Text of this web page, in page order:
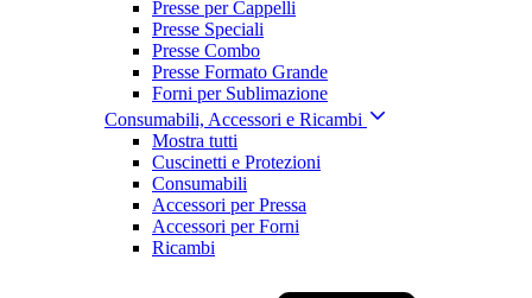
Presse per Cappelli
Presse Speciali
Presse Combo
Presse Formato Grande
Forni per Sublimazione
Consumabili, Accessori e Ricambi
Mostra tutti
Cuscinetti e Protezioni
Consumabili
Accessori per Pressa
Accessori per Forni
Ricambi